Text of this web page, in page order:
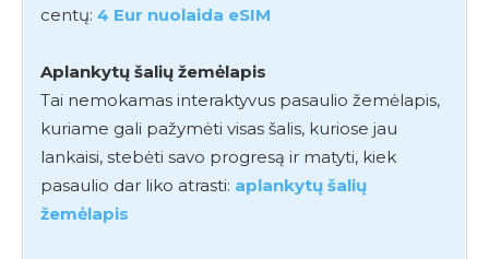
centų: 4 Eur nuolaida eSIM
Aplankytų šalių žemėlapis
Tai nemokamas interaktyvus pasaulio žemėlapis,
kuriame gali pažymėti visas šalis, kuriose jau
lankaisi, stebėti savo progresą ir matyti, kiek
pasaulio dar liko atrasti: aplankytų šalių
žemėlapis